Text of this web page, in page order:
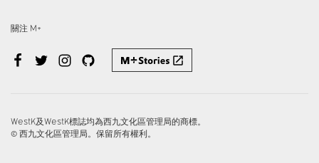
關注 M+
WestK及WestK標誌均為西九文化區管理局的商標。
© 西九文化區管理局。保留所有權利。